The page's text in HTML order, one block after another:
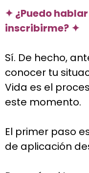
✦ ¿Puedo
inscribirme? ✦
Sí. De hecho,
conocer tu
Vida es el
este momento.
El primer paso
de aplicación